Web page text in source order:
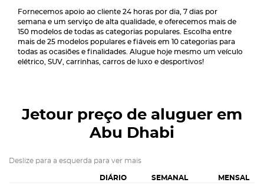
Fornecemos apoio ao cliente 24 horas por dia, 7 dias por
semana e um serviço de alta qualidade, e oferecemos mais de
150 modelos de todas as categorias populares. Escolha entre
mais de 25 modelos populares e fiáveis em 10 categorias para
todas as ocasiões e finalidades. Alugue hoje mesmo um veículo
elétrico, SUV, carrinhas, carros de luxo e desportivos!
Jetour preço de aluguer em
Abu Dhabi
Deslize para a esquerda para ver mais
DIÁRIO SEMANAL MENSAL